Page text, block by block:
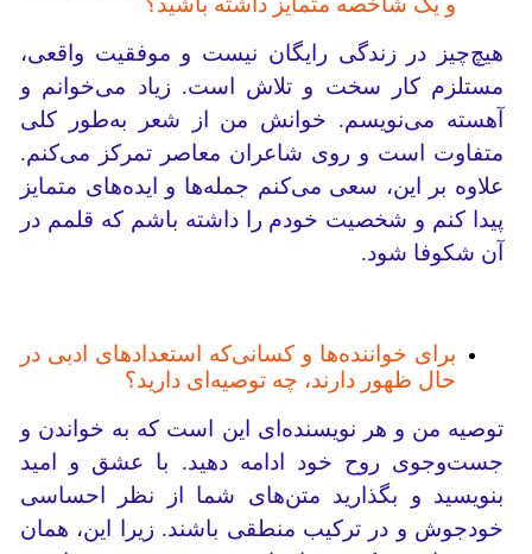
هیچ‌چیز در زندگی رایگان نیست و موفقیت واقعی،
مستلزم کار سخت و تلاش است. زیاد می‌خوانم و
آهسته می‌نویسم. خوانش من از شعر به‌طور کلی
متفاوت است و روی شاعران معاصر تمرکز می‌کنم.
علاوه بر این، سعی می‌کنم جمله‌ها و ایده‌های متمایز
پیدا کنم و شخصیت خودم را داشته باشم که قلمم در
آن شکوفا شود.
برای خواننده‌ها و کسانی‌که استعدادهای ادبی در
حال ظهور دارند، چه توصیه‌ای دارید؟
توصیه من و هر نویسنده‌ای این است که به خواندن و
جست‌وجوی روح خود ادامه دهید. با عشق و امید
بنویسید و بگذارید متن‌های شما از نظر احساسی
خودجوش و در ترکیب منطقی باشند. زیرا این، همان